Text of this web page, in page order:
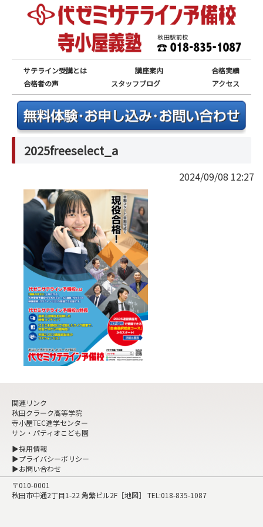
サテライン受講とは 講座案内
合格実績
合格者の声
スタッフブログ アクセス
2025freeselect_a
2024/09/08 12:27
関連リンク
秋田クラーク高等学院
寺小屋TEC進学センター
サン・パティオこども園
▶採用情報
▶プライバシーポリシー
▶お問い合わせ
〒010-0001
秋田市中通2丁目1-22 角繁ビル2F［地図］ TEL:018-835-1087